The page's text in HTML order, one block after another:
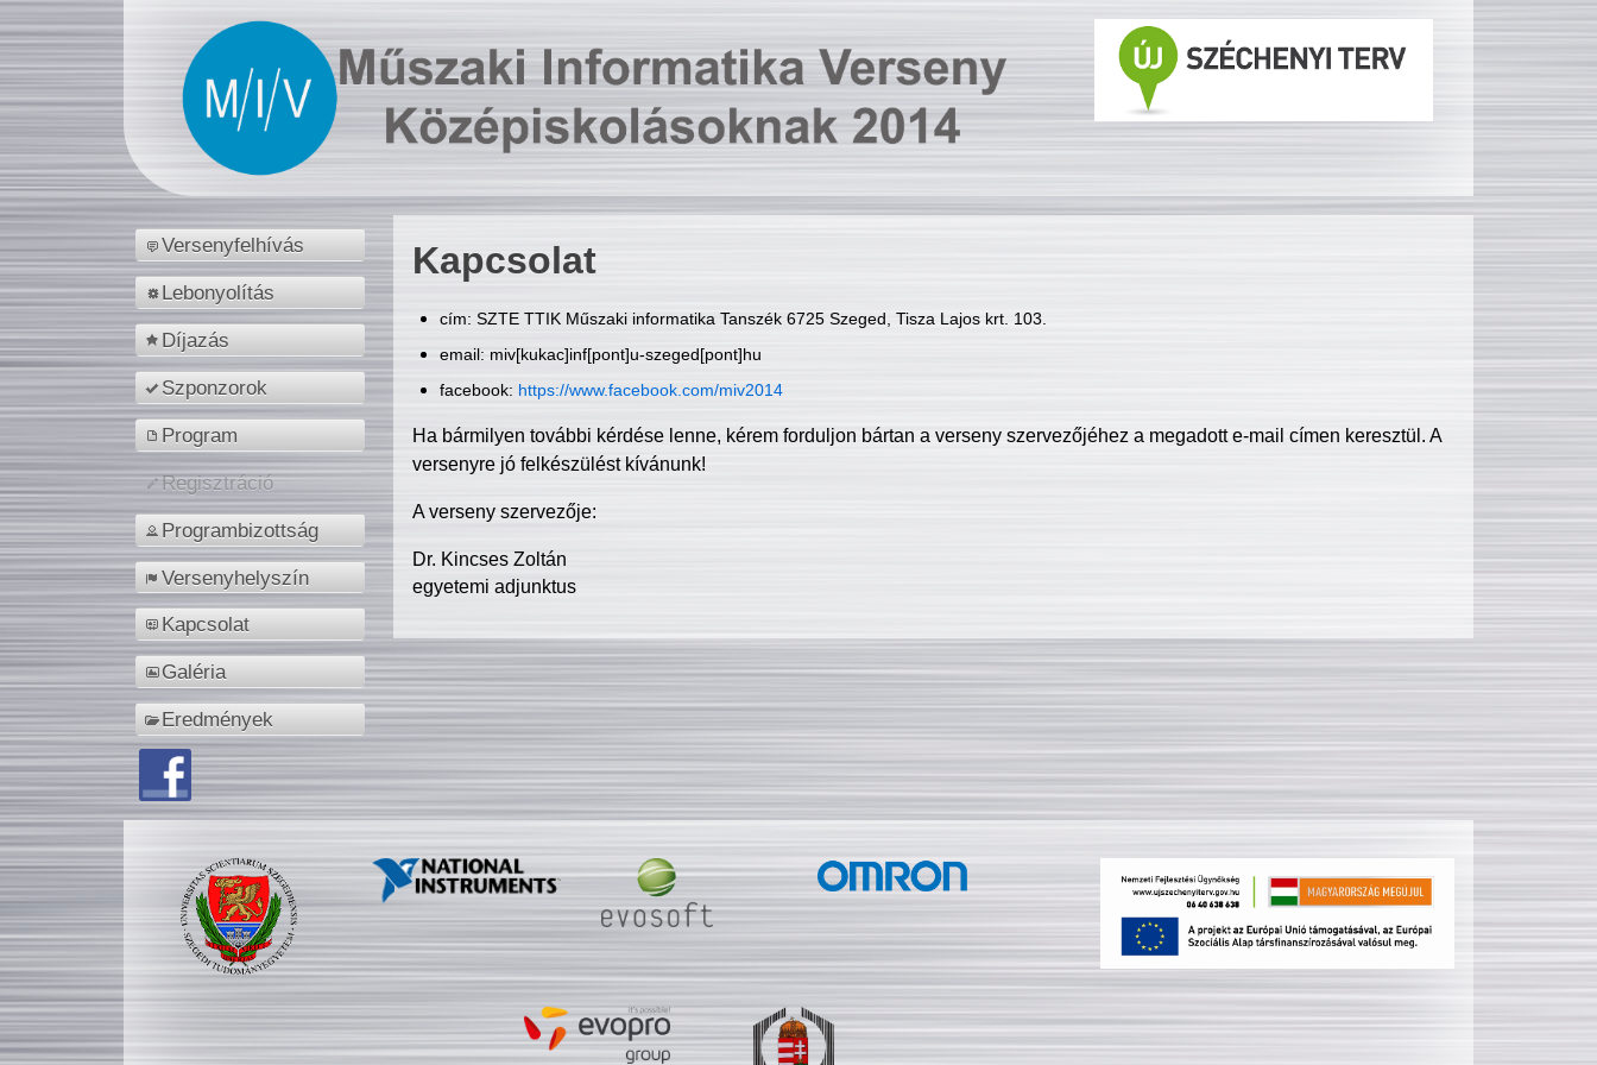
Versenyfelhívás
Lebonyolítás
Díjazás
Szponzorok
Program
Regisztráció
Programbizottság
Versenyhelyszín
Kapcsolat
Galéria
Eredmények
Kapcsolat
cím: SZTE TTIK Műszaki informatika Tanszék 6725 Szeged, Tisza Lajos krt. 103.
email: miv[kukac]inf[pont]u-szeged[pont]hu
facebook: https://www.facebook.com/miv2014
Ha bármilyen további kérdése lenne, kérem forduljon bártan a verseny szervezőjéhez a megadott e-mail címen keresztül. A
versenyre jó felkészülést kívánunk!
A verseny szervezője:
Dr. Kincses Zoltán
egyetemi adjunktus